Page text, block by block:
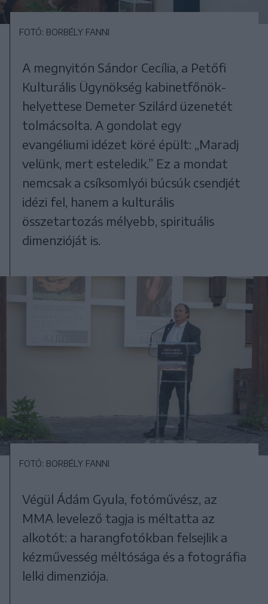
FOTÓ: BORBÉLY FANNI
A megnyitón Sándor Cecília, a Petőfi
Kulturális Ügynökség kabinetfőnök-
helyettese Demeter Szilárd üzenetét
tolmácsolta. A gondolat egy
evangéliumi idézet köré épült: „Maradj
velünk, mert esteledik.” Ez a mondat
nemcsak a csíksomlyói búcsúk csendjét
idézi fel, hanem a kulturális
összetartozás mélyebb, spirituális
dimenzióját is.
FOTÓ: BORBÉLY FANNI
Végül Ádám Gyula, fotóművész, az
MMA levelező tagja is méltatta az
alkotót: a harangfotókban felsejlik a
kézművesség méltósága és a fotográfia
lelki dimenziója.